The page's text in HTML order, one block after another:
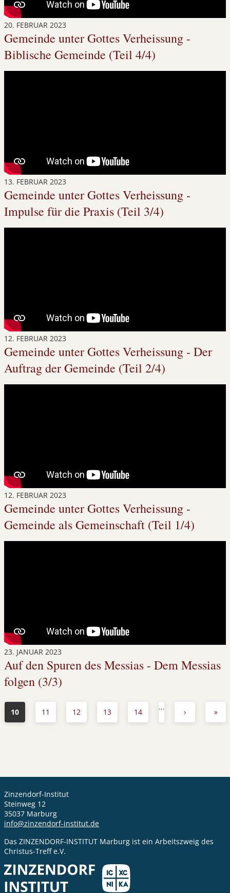
20. FEBRUAR 2023
Gemeinde unter Gottes Verheissung -
Biblische Gemeinde (Teil 4/4)
13. FEBRUAR 2023
Gemeinde unter Gottes Verheissung -
Impulse für die Praxis (Teil 3/4)
12. FEBRUAR 2023
Gemeinde unter Gottes Verheissung - Der
Auftrag der Gemeinde (Teil 2/4)
12. FEBRUAR 2023
Gemeinde unter Gottes Verheissung -
Gemeinde als Gemeinschaft (Teil 1/4)
23. JANUAR 2023
Auf den Spuren des Messias - Dem Messias
folgen (3/3)
10 11 12 13 14
…
› »
Zinzendorf-Institut
Steinweg 12
35037 Marburg
info@zinzendorf-institut.de
Das ZINZENDORF-INSTITUT Marburg ist ein Arbeitszweig des
Christus-Treff e.V.